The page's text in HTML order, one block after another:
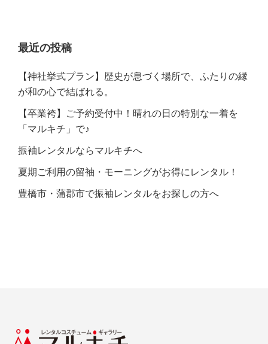
最近の投稿
【神社挙式プラン】歴史が息づく場所で、ふたりの縁
が和の心で結ばれる。
【卒業袴】ご予約受付中！晴れの日の特別な一着を
「マルキチ」で♪
振袖レンタルならマルキチへ
夏期ご利用の留袖・モーニングがお得にレンタル！
豊橋市・蒲郡市で振袖レンタルをお探しの方へ